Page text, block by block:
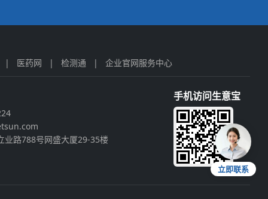
立即联系
| 医药网 | 检测通 | 企业官网服务中心
业路788号网盛大厦29-35楼
手机访问生意宝